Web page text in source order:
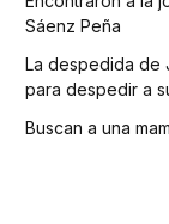
Sáenz Peña
La despedida de
para despedir a
Buscan a una